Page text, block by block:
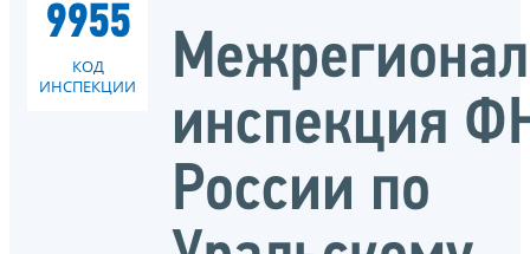
9955
КОД
ИНСПЕКЦИИ
инспекция
России по